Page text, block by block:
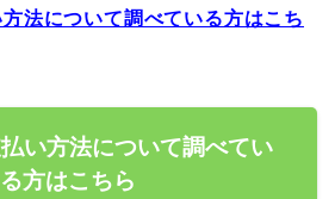
法について調べている方はこち
い方法について調べてい
る方はこちら